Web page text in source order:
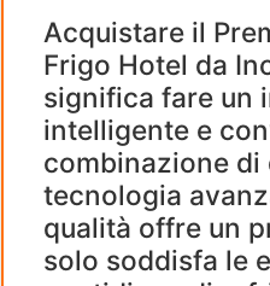
Acquistare il
Frigo Hotel da
significa fare un
intelligente e
combinazione di
tecnologia
qualità offre un
solo soddisfa le